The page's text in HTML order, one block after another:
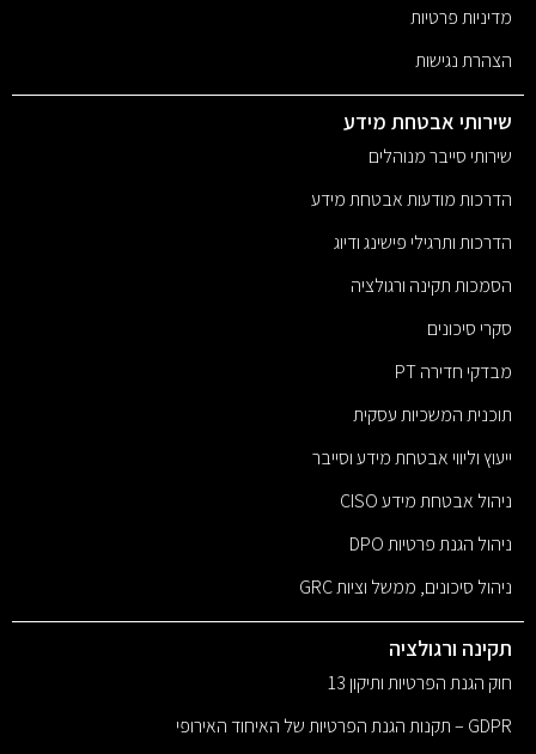
מדיניות פרטיות
הצהרת נגישות
שירותי אבטחת מידע
שירותי סייבר מנוהלים
הדרכות מודעות אבטחת מידע
הדרכות ותרגילי פישינג ודיוג
הסמכות תקינה ורגולציה
סקרי סיכונים
מבדקי חדירה PT
תוכנית המשכיות עסקית
ייעוץ וליווי אבטחת מידע וסייבר
ניהול אבטחת מידע CISO
ניהול הגנת פרטיות DPO
ניהול סיכונים, ממשל וציות GRC
תקינה ורגולציה
חוק הגנת הפרטיות ותיקון 13
GDPR – תקנות הגנת הפרטיות של האיחוד האירופי